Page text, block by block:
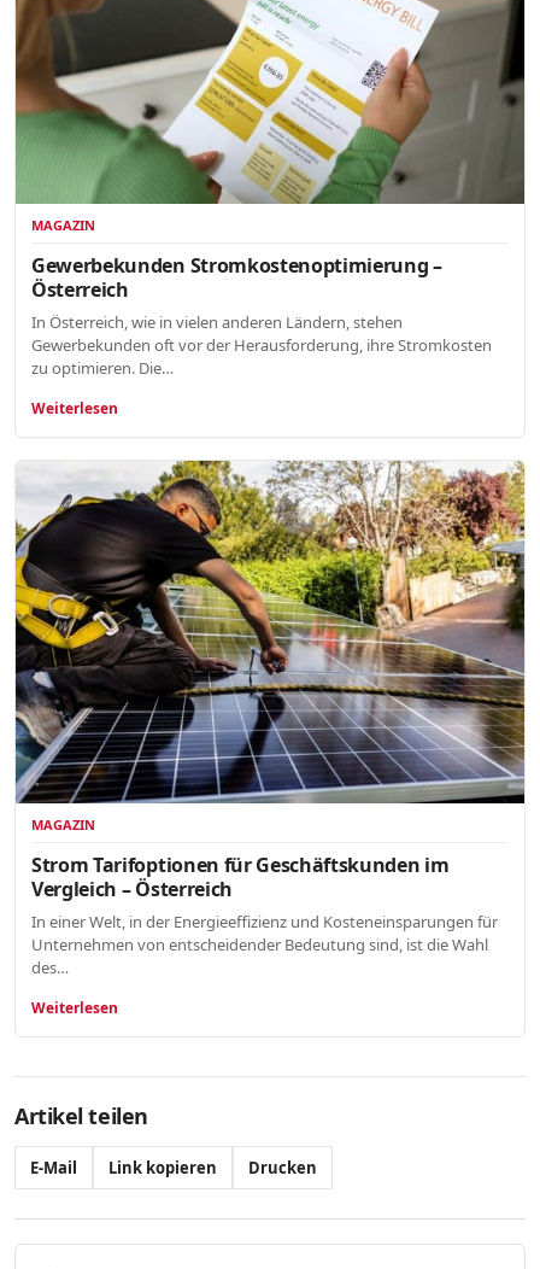
MAGAZIN
Gewerbekunden Stromkostenoptimierung –
Österreich
In Österreich, wie in vielen anderen Ländern, stehen
Gewerbekunden oft vor der Herausforderung, ihre Stromkosten
zu optimieren. Die…
Weiterlesen
MAGAZIN
Strom Tarifoptionen für Geschäftskunden im
Vergleich – Österreich
In einer Welt, in der Energieeffizienz und Kosteneinsparungen für
Unternehmen von entscheidender Bedeutung sind, ist die Wahl
des…
Weiterlesen
Artikel teilen
E-Mail Link kopieren Drucken